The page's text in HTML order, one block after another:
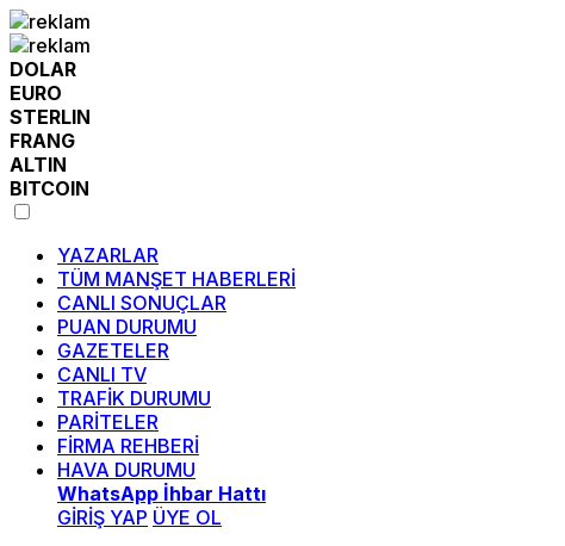
DOLAR
EURO
STERLIN
FRANG
ALTIN
BITCOIN
YAZARLAR
TÜM MANŞET HABERLERİ
CANLI SONUÇLAR
PUAN DURUMU
GAZETELER
CANLI TV
TRAFİK DURUMU
PARİTELER
FİRMA REHBERİ
HAVA DURUMU
WhatsApp İhbar Hattı
GİRİŞ YAP ÜYE OL